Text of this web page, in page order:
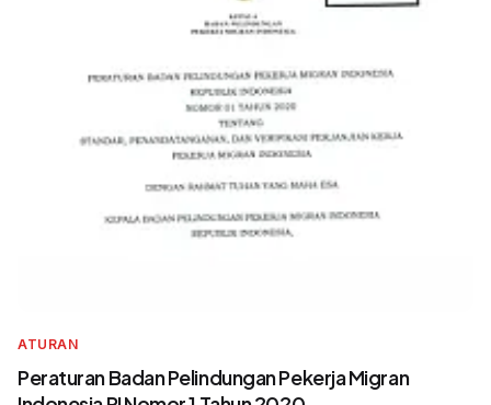
ATURAN
Peraturan Badan Pelindungan Pekerja Migran